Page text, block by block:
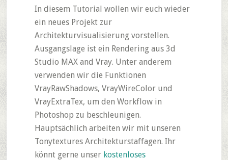
In diesem Tutorial wollen wir euch wieder
ein neues Projekt zur
Architekturvisualisierung vorstellen.
Ausgangslage ist ein Rendering aus 3d
Studio MAX and Vray. Unter anderem
verwenden wir die Funktionen
VrayRawShadows, VrayWireColor und
VrayExtraTex, um den Workflow in
Photoshop zu beschleunigen.
Hauptsächlich arbeiten wir mit unseren
Tonytextures Architekturstaffagen. Ihr
könnt gerne unser kostenloses